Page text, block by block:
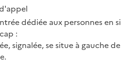
dédiée aux personnes en si
:
signalée, se situe à gauche de